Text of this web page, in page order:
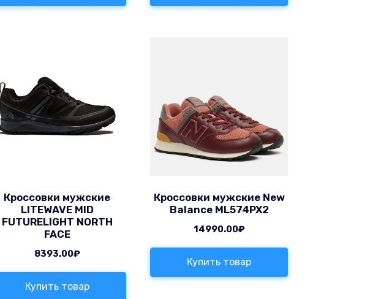
Кроссовки мужские
LITEWAVE MID
FUTURELIGHT NORTH
FACE
8393.00₽
Купить товар
Кроссовки мужские New
Balance ML574PX2
14990.00₽
Купить товар